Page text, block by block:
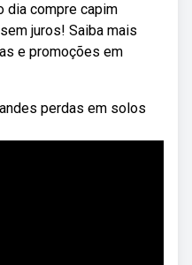
dia compre capim
juros! Saiba mais
e promoções em
perdas em solos